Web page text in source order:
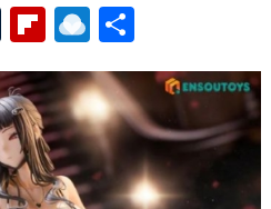
T
u
m
bl
r
Fl
ip
b
o
ar
R
ai
n
dr
o
有